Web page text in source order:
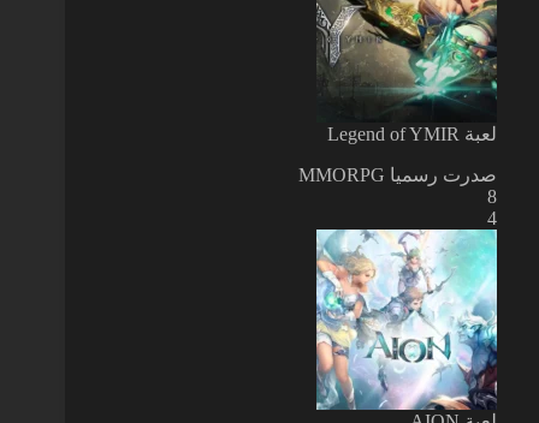
لعبة Legend of YMIR
صدرت رسميا MMORPG
8
4